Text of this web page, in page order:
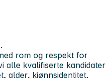
rom og respekt for
alle kvalifiserte kandidater
alder, kjønnsidentitet,